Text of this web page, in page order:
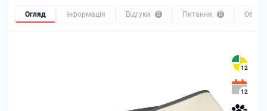
Огляд Інформація Відгуки 0 Питання 0 Обмін
12
12